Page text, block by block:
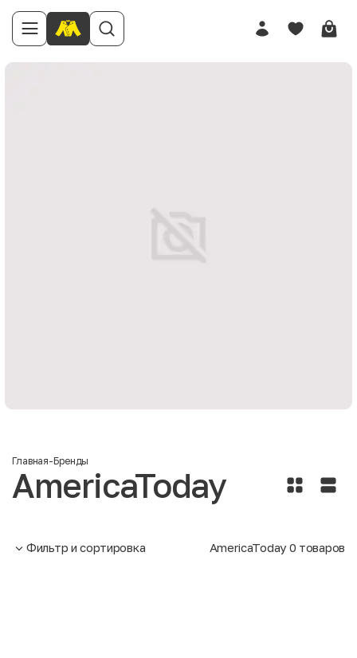
Главная-Бренды
AmericaToday
Фильтр и сортировка AmericaToday 0 товаров